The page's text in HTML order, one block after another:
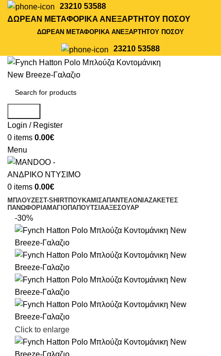
23210 53588
ΔΩΡΕΑΝ ΜΕΤΑΦΟΡΙΚΑ ΑΝΕΞΑΡΤΗΤΟΥ ΠΟΣΟΥ
ΔΩΡΕΑΝ ΜΕΤΑΦΟΡΙΚΑ ΑΝΕΞΑΡΤΗΤΟΥ ΠΟΣΟΥ
23210 53588
Login / Register
0 items 0.00€
Menu
0 items 0.00€
ΜΠΛΟΥΖΕΣT-SHIRTΠΟΥΚΑΜΙΣΑΠΑΝΤΕΛΟΝΙΑΖΑΚΕΤΕΣ
ΠΑΝΩΦΟΡΙΑΜΑΓΙΟΠΑΠΟΥΤΣΙΑΑΞΕΣΟΥΑΡ
-30%
Click to enlarge